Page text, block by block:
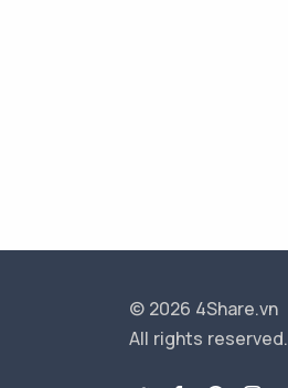
© 2026 4Share.vn
All rights reserved.